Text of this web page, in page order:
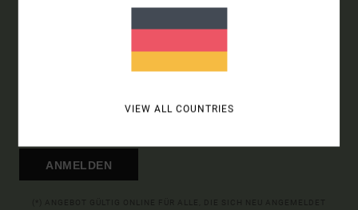
ANMELDEN
VIEW ALL COUNTRIES